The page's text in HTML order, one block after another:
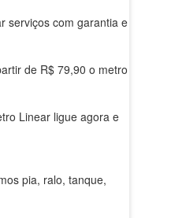
serviços com garantia e
de R$ 79,90 o metro
Linear ligue agora e
pia, ralo, tanque,